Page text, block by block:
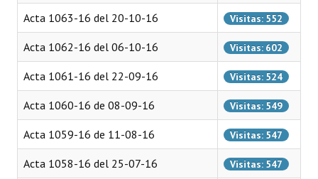
Carta Orgánica 2007
Reglamento Interno
Digesto
Organigrama
DOCUMENTOS
Informes de Gestión
Acta 1063-16 del 20-10-16 Visitas: 552
Acta 1062-16 del 06-10-16 Visitas: 602
Acta 1061-16 del 22-09-16 Visitas: 524
Acta 1060-16 de 08-09-16 Visitas: 549
Acta 1059-16 de 11-08-16 Visitas: 547
Acta 1058-16 del 25-07-16 Visitas: 547